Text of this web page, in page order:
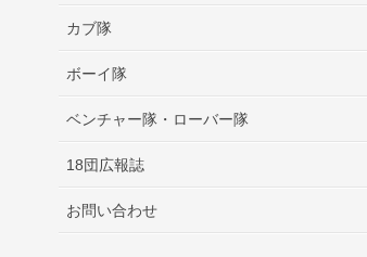
カブ隊
ボーイ隊
ベンチャー隊・ローバー隊
18団広報誌
お問い合わせ